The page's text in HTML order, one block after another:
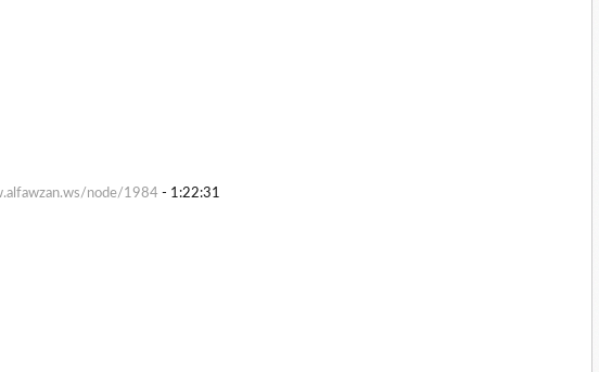
node/1984 - 1:22:31